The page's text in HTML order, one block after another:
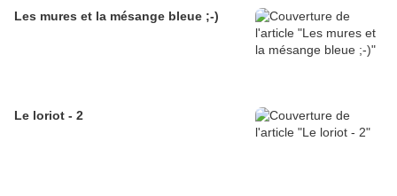
Les mures et la mésange bleue ;-)
Le loriot - 2